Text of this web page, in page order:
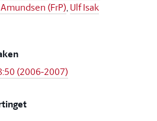
(FrP),Ulf Isak
(2006-2007)